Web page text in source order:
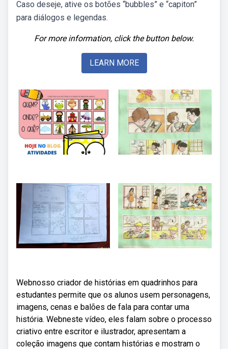
Caso deseje, ative os botões “bubbles” e “capiton”
para diálogos e legendas.
For more information, click the button below.
LEARN MORE
Webnosso criador de histórias em quadrinhos para
estudantes permite que os alunos usem personagens,
imagens, cenas e balões de fala para contar uma
história. Webneste vídeo, eles falam sobre o processo
criativo entre escritor e ilustrador, apresentam a
coleção imagens que contam histórias e mostram o